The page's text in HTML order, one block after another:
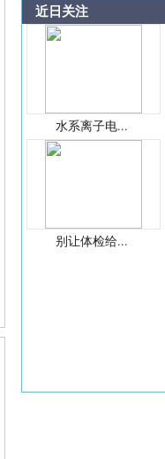
近日关注
水系离子电...
别让体检给...